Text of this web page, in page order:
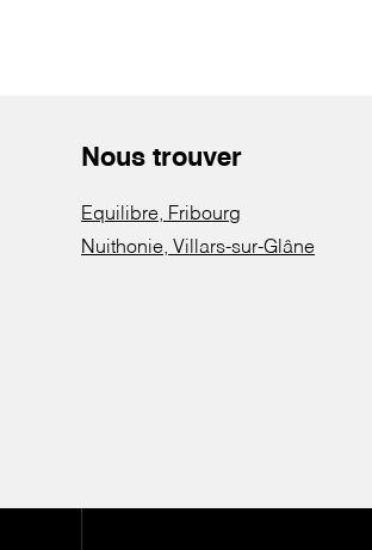
Nous trouver
Equilibre, Fribourg
Nuithonie, Villars-sur-Glâne